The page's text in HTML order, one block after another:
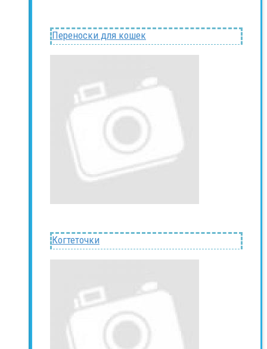
Переноски для кошек
Когтеточки